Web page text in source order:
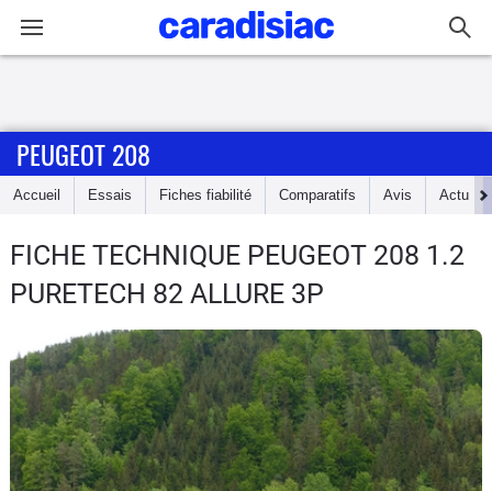
Accueil
Essais
d'achat
Electriques
Utilitaires
PEUGEOT 208
Accueil Essais Fiches fiabilité Comparatifs Avis Actu
FICHE TECHNIQUE PEUGEOT 208 1.2
PURETECH 82 ALLURE 3P